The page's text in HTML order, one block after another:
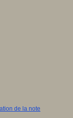
de la note